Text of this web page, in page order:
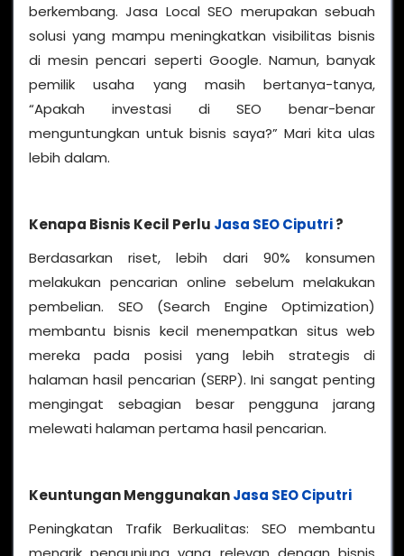
berkembang. Jasa Local SEO merupakan sebuah
solusi yang mampu meningkatkan visibilitas bisnis
di mesin pencari seperti Google. Namun, banyak
pemilik usaha yang masih bertanya-tanya,
“Apakah investasi di SEO benar-benar
menguntungkan untuk bisnis saya?” Mari kita ulas
lebih dalam.
Kenapa Bisnis Kecil Perlu Jasa SEO Ciputri?
Berdasarkan riset, lebih dari 90% konsumen
melakukan pencarian online sebelum melakukan
pembelian. SEO (Search Engine Optimization)
membantu bisnis kecil menempatkan situs web
mereka pada posisi yang lebih strategis di
halaman hasil pencarian (SERP). Ini sangat penting
mengingat sebagian besar pengguna jarang
melewati halaman pertama hasil pencarian.
Keuntungan MenggunakanJasa SEO Ciputri
Peningkatan Trafik Berkualitas: SEO membantu